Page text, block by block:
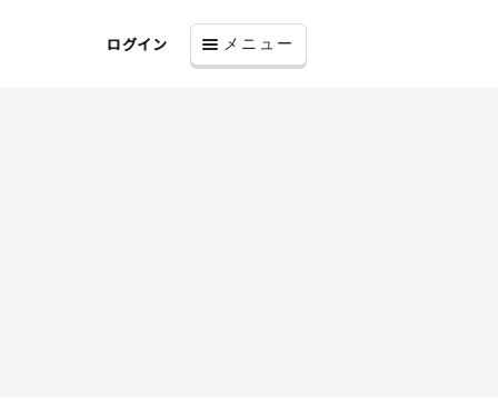
ログイン メニュー